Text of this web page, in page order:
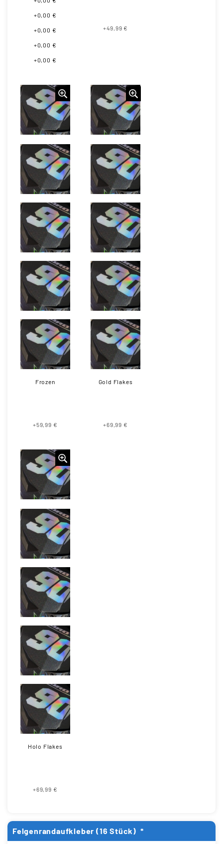
+0,00 €
+0,00 €
+0,00 €
+0,00 €
+49,99 €
Frozen
+59,99 €
Gold Flakes
+69,99 €
Holo Flakes
+69,99 €
Felgenrandaufkleber (16 Stück) *